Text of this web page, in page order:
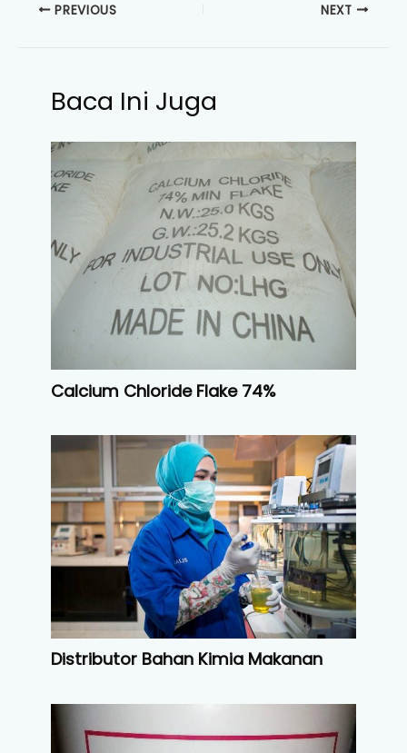
PREVIOUS NEXT
Baca Ini Juga
Calcium Chloride Flake 74%
Distributor Bahan Kimia Makanan